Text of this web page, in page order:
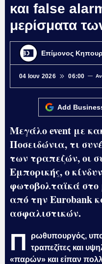
και false
μερίσματα
Επίμονος
04 Ιουν 2026 06:00
Add
Μεγάλο event με
Ποσειδώνια, τι
των τραπεζών, οι
Εμπορικής, ο
φωτοβολταϊκά στο
από την Eurobank
ασφαλιστικών.
Π
ρωθυπουργός,
τραπεζίτες και
«παρών» και είπαν